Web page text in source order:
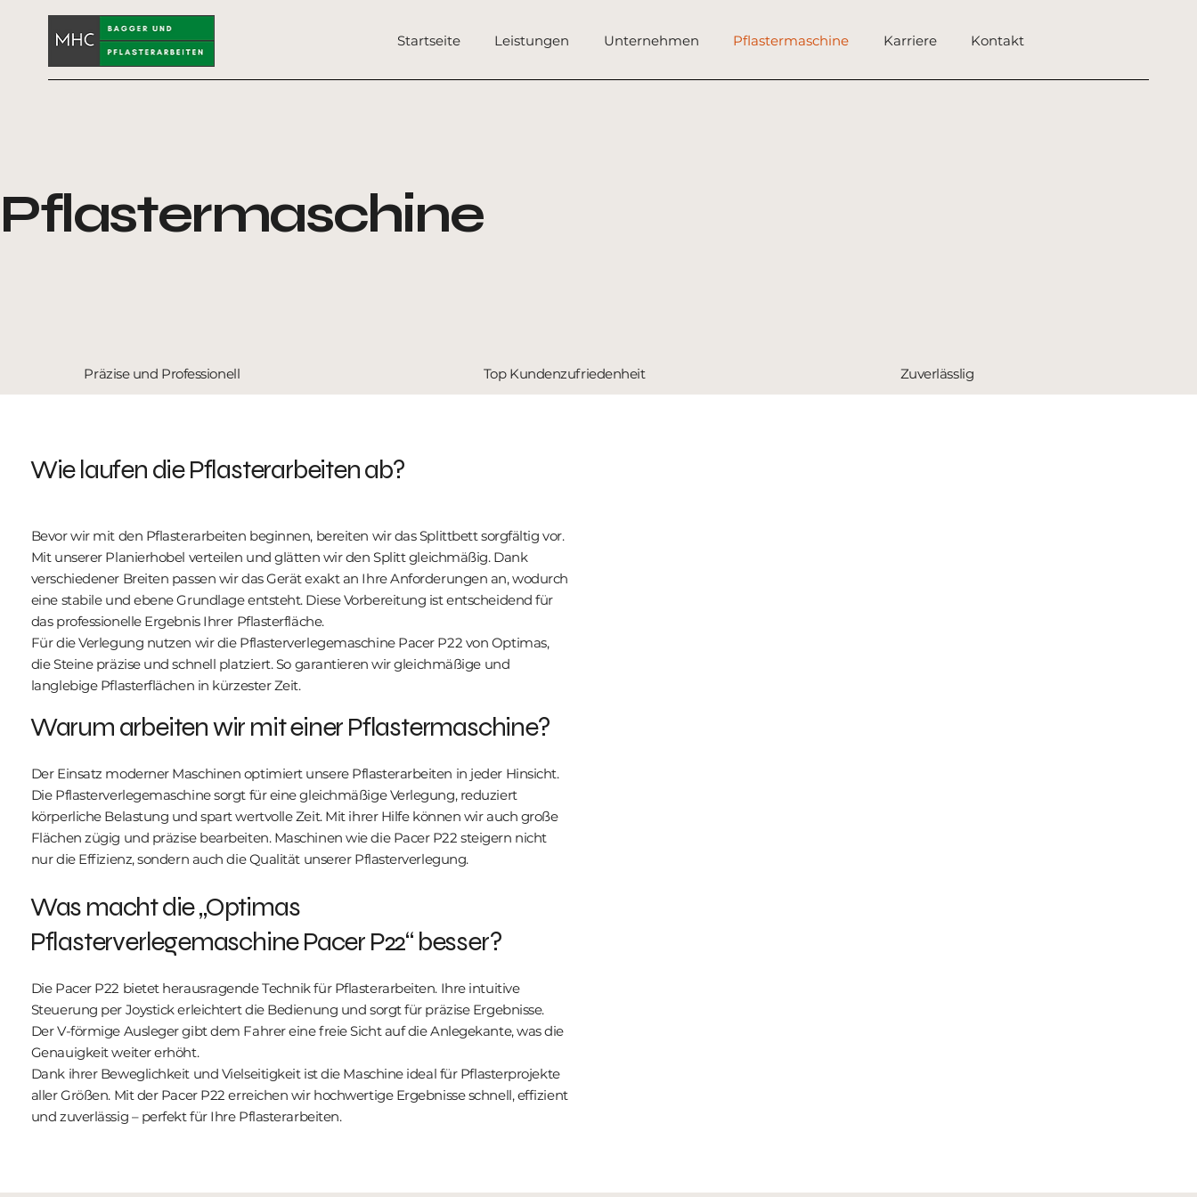
Startseite Leistungen Unternehmen Pflastermaschine Karriere Kontakt
Pflastermaschine
Präzise und Professionell Top Kundenzufriedenheit Zuverlässlig
Wie laufen die Pflasterarbeiten ab?
Bevor wir mit den Pflasterarbeiten beginnen, bereiten wir das Splittbett sorgfältig vor.
Mit unserer Planierhobel verteilen und glätten wir den Splitt gleichmäßig. Dank
verschiedener Breiten passen wir das Gerät exakt an Ihre Anforderungen an, wodurch
eine stabile und ebene Grundlage entsteht. Diese Vorbereitung ist entscheidend für
das professionelle Ergebnis Ihrer Pflasterfläche.
Für die Verlegung nutzen wir die Pflasterverlegemaschine Pacer P22 von Optimas,
die Steine präzise und schnell platziert. So garantieren wir gleichmäßige und
langlebige Pflasterflächen in kürzester Zeit.
Warum arbeiten wir mit einer Pflastermaschine?
Der Einsatz moderner Maschinen optimiert unsere Pflasterarbeiten in jeder Hinsicht.
Die Pflasterverlegemaschine sorgt für eine gleichmäßige Verlegung, reduziert
körperliche Belastung und spart wertvolle Zeit. Mit ihrer Hilfe können wir auch große
Flächen zügig und präzise bearbeiten. Maschinen wie die Pacer P22 steigern nicht
nur die Effizienz, sondern auch die Qualität unserer Pflasterverlegung.
Was macht die „Optimas
Pflasterverlegemaschine Pacer P22“ besser?
Die Pacer P22 bietet herausragende Technik für Pflasterarbeiten. Ihre intuitive
Steuerung per Joystick erleichtert die Bedienung und sorgt für präzise Ergebnisse.
Der V-förmige Ausleger gibt dem Fahrer eine freie Sicht auf die Anlegekante, was die
Genauigkeit weiter erhöht.
Dank ihrer Beweglichkeit und Vielseitigkeit ist die Maschine ideal für Pflasterprojekte
aller Größen. Mit der Pacer P22 erreichen wir hochwertige Ergebnisse schnell, effizient
und zuverlässig – perfekt für Ihre Pflasterarbeiten.